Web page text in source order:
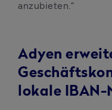
Adyen
lokale IBAN-